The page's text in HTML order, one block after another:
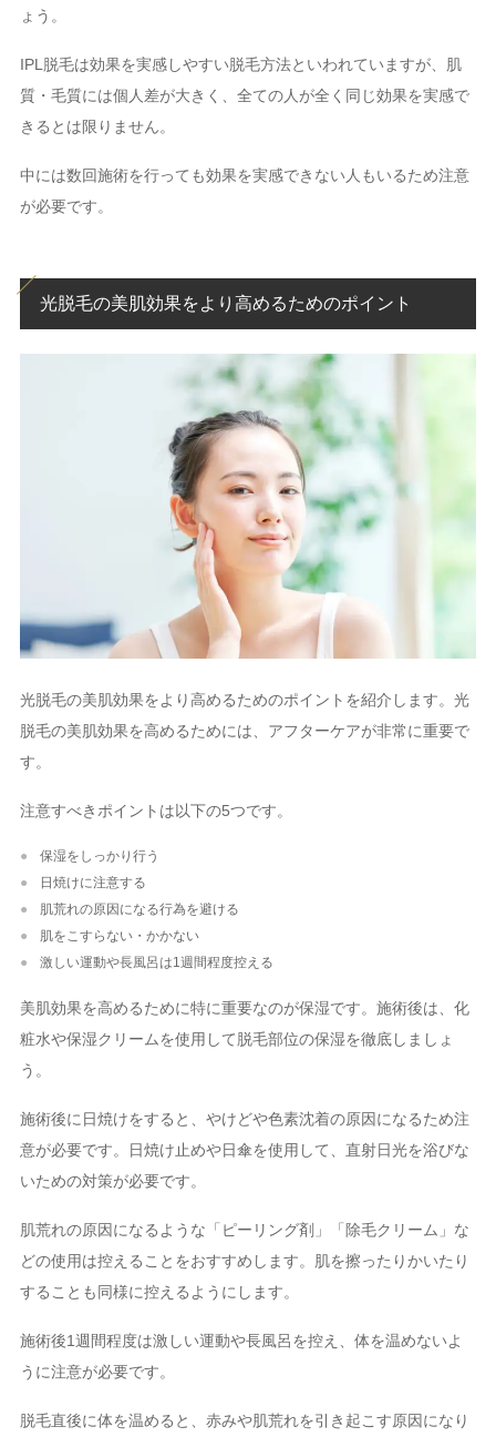
ょう。
IPL脱毛は効果を実感しやすい脱毛方法といわれていますが、肌
質・毛質には個人差が大きく、全ての人が全く同じ効果を実感で
きるとは限りません。
中には数回施術を行っても効果を実感できない人もいるため注意
が必要です。
光脱毛の美肌効果をより高めるためのポイント
光脱毛の美肌効果をより高めるためのポイントを紹介します。光
脱毛の美肌効果を高めるためには、アフターケアが非常に重要で
す。
注意すべきポイントは以下の5つです。
保湿をしっかり行う
日焼けに注意する
肌荒れの原因になる行為を避ける
肌をこすらない・かかない
激しい運動や長風呂は1週間程度控える
美肌効果を高めるために特に重要なのが保湿です。施術後は、化
粧水や保湿クリームを使用して脱毛部位の保湿を徹底しましょ
う。
施術後に日焼けをすると、やけどや色素沈着の原因になるため注
意が必要です。日焼け止めや日傘を使用して、直射日光を浴びな
いための対策が必要です。
肌荒れの原因になるような「ピーリング剤」「除毛クリーム」な
どの使用は控えることをおすすめします。肌を擦ったりかいたり
することも同様に控えるようにします。
施術後1週間程度は激しい運動や長風呂を控え、体を温めないよ
うに注意が必要です。
脱毛直後に体を温めると、赤みや肌荒れを引き起こす原因になり